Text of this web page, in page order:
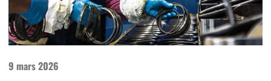
9 mars 2026